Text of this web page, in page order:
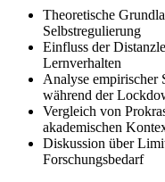
Theoretische
Selbstregulierung
Einfluss der
Lernverhalten
Analyse empirischer
während der
Vergleich von
akademischen
Diskussion über
Forschungsbedarf